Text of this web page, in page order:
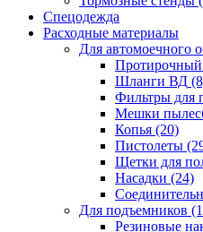
Спецодежда
Расходные материалы
Для автомоечного
Протирочный
Шланги ВД
Фильтры для
Мешки
Копья (20)
Пистолеты
Щетки для
Насадки (24)
Для подъемников
Резиновые